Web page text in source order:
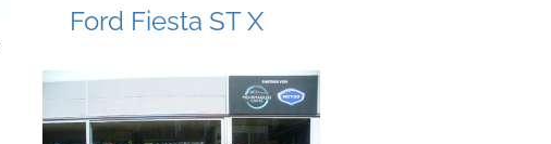
Ford Fiesta ST X